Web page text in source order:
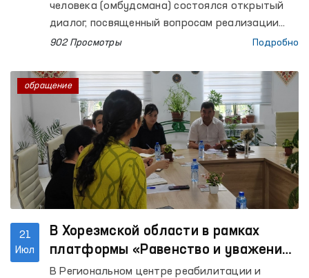
человека (омбудсмана) состоялся открытый
диалог, посвященный вопросам реализации
проекта «Инклюзивный Омбудсман».
902 Просмотры Подробно
21
Июл
В Хорезмской области в рамках
платформы «Равенство и уважение»
рассмотрены и решены обращения
В Региональном центре реабилитации и
обращение